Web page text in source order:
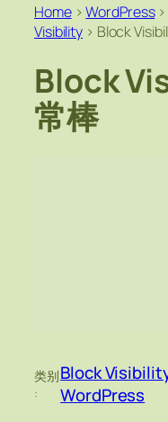
Home>WordPress
Visibility > Block
Block
常棒
类别
:
Block
WordPress